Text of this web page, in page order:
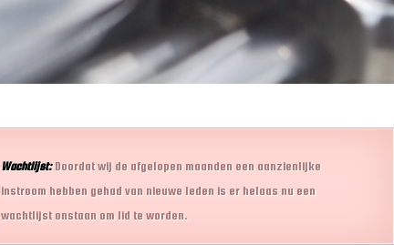
Wachtlijst:Doordat wij de afgelopen maanden een aanzienlijke
instroom hebben gehad van nieuwe leden is er helaas nu een
wachtlijst onstaan om lid te worden.